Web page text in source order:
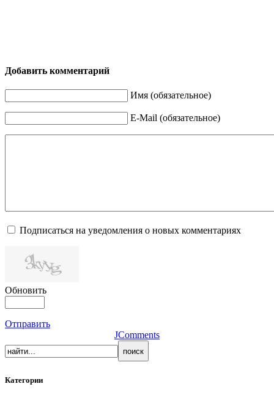
Добавить комментарий
Имя (обязательное)
E-Mail (обязательное)
Подписаться на уведомления о новых комментариях
Обновить
Отправить
JComments
Категории